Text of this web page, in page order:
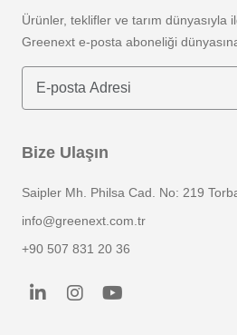
Ürünler, teklifler ve tarım dünyasıyla
Greenext e-posta aboneliği dünyasına
Bize Ulaşın
Saipler Mh. Philsa Cad. No: 219
info@greenext.com.tr
+90 507 831 20 36